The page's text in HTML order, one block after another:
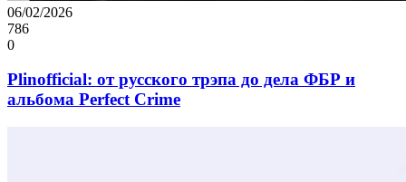
06/02/2026
786
0
Plinofficial: от русского трэпа до дела ФБР и
альбома Perfect Crime